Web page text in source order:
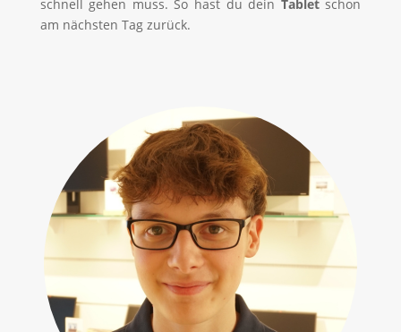
schnell gehen muss. So hast du dein Tabletschon
am nächsten Tag zurück.